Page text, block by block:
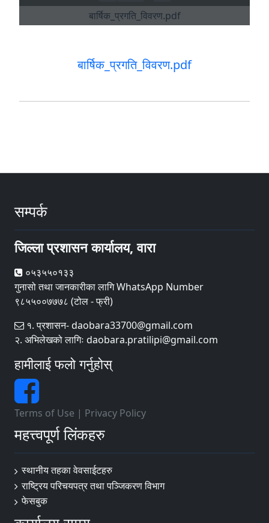
बार्षिक_प्रगति_विवरण.pdf
सम्पर्क
जिल्ला प्रशासन कार्यालय, वारा
०५३५५०१३३
गुनासो तथा जानकारीका लागि WhatsApp Number
९८५५००७७७८ (टोल - फ्री)
१. प्रशासन- daobara33700@gmail.com
२. अभिलेखको लागिः daobara.pratilipi@gmail.com
हामीलाई फलो गर्नुहोस्
Terms of Use | Privacy Policy
महत्त्वपूर्ण लिंकहरु
स्थानीय तहका वेवसाईटहरु
राष्ट्रिय परिचयपत्र तथा पञ्जिकरण विभाग
फेसबुक